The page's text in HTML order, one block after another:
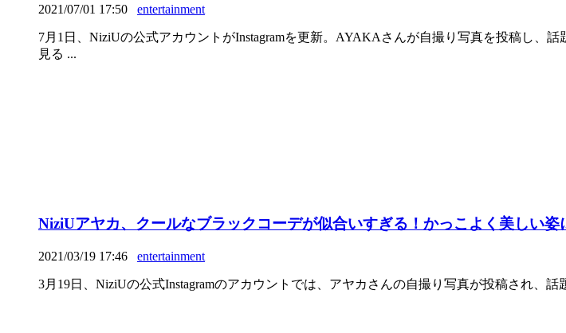
2021/07/01 17:50 entertainment
7月1日、NiziUの公式アカウントがInstagramを更新。AYAKAさんが自撮り写真を投稿し、
見る ...
NiziUアヤカ、クールなブラックコーデが似合いすぎる！かっこよく美しい姿
2021/03/19 17:46 entertainment
3月19日、NiziUの公式Instagramのアカウントでは、アヤカさんの自撮り写真が投稿され、